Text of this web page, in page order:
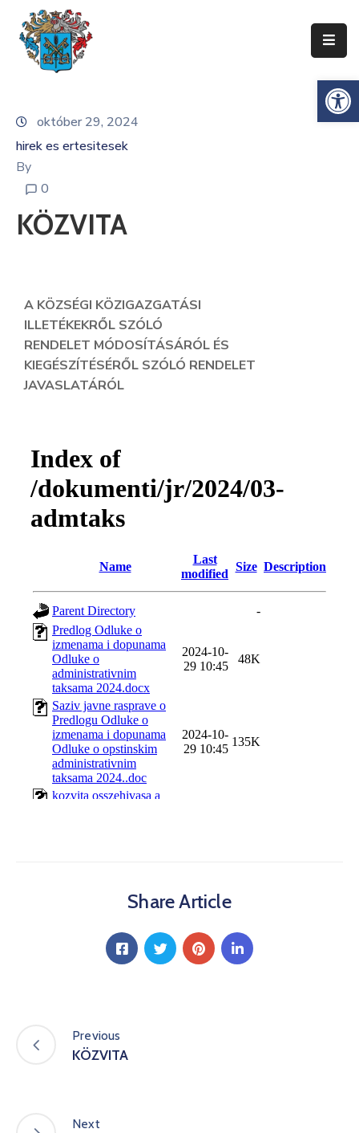
Ismerje
Zenta
Község
Önkormányzata
Községi
Közigazgatás
Turizmus
Dokumentumok
Informátor
Magyar
október 29, 2024
hirek es ertesitesek
By
0
KÖZVITA
A KÖZSÉGI KÖZIGAZGATÁSI
ILLETÉKEKRŐL SZÓLÓ
RENDELET MÓDOSÍTÁSÁRÓL ÉS
KIEGÉSZÍTÉSÉRŐL SZÓLÓ RENDELET
JAVASLATÁRÓL
Share Article
Previous
KÖZVITA
Next